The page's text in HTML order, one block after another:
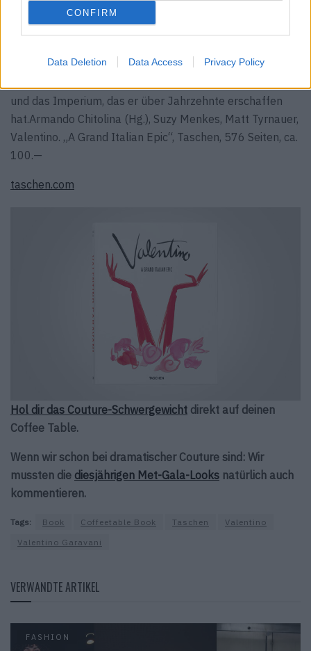
CONFIRM
Data Deletion Data Access Privacy Policy
römischen Modehaus? Höchste Zeit, dem 1959
gegründeten Modelabel und seinem Couturier ein Buch
dokumentarische Fotografien eröffnen auf weit über 500
und das Imperium, das er über Jahrzehnte erschaffen
hat.Armando Chitolina (Hg.), Suzy Menkes, Matt Tyrnauer,
Valentino. „A Grand Italian Epic“, Taschen, 576 Seiten, ca.
100.—
taschen.com
Hol dir das Couture-Schwergewicht direkt auf deinen
Coffee Table.
Wenn wir schon bei dramatischer Couture sind: Wir
mussten die diesjährigen Met-Gala-Looks natürlich auch
kommentieren.
Tags: Book Coffeetable Book Taschen
Valentino
Valentino Garavani
VERWANDTE ARTIKEL
FASHION